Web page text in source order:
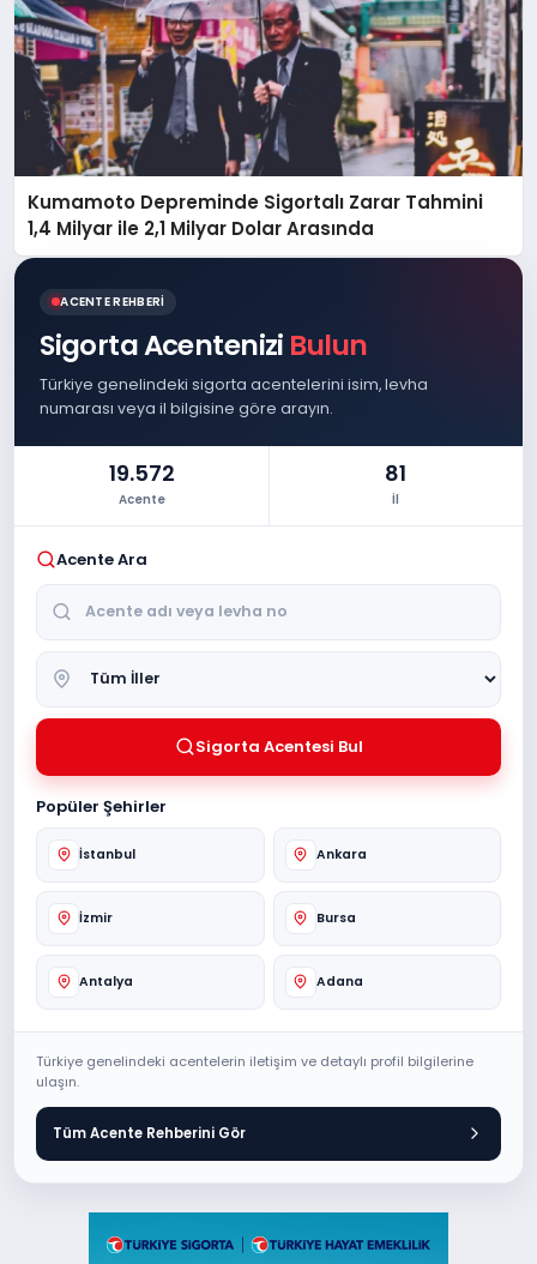
Kumamoto Depreminde Sigortalı Zarar Tahmini
1,4 Milyar ile 2,1 Milyar Dolar Arasında
ACENTE REHBERI
Sigorta Acentenizi Bulun
Türkiye genelindeki sigorta acentelerini isim, levha
numarası veya il bilgisine göre arayın.
19.572
Acente
81
İl
Acente Ara
Sigorta Acentesi Bul
Popüler Şehirler
İstanbul Ankara
İzmir Bursa
Antalya Adana
Türkiye genelindeki acentelerin iletişim ve detaylı profil bilgilerine
ulaşın.
Tüm Acente Rehberini Gör